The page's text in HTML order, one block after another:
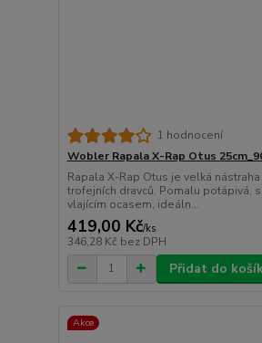
1 hodnocení
Wobler Rapala X-Rap Otus
Rapala X-Rap Otus je velká
trofejních dravců. Pomalu potápivá,
vlajícím ocasem, ideáln...
419,00 Kč/ks
346,28 Kč bez DPH
Přidat do
Akce